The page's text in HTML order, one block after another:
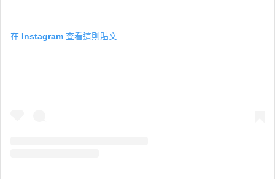
在 Instagram 查看這則貼文